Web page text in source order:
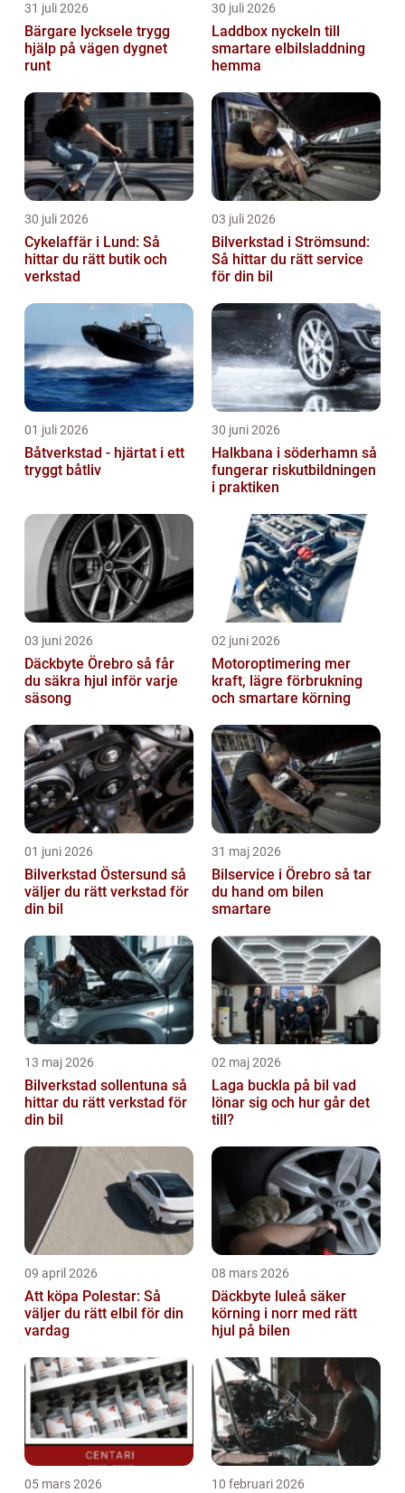
31 juli 2026
Bärgare lycksele trygg
hjälp på vägen dygnet
runt
30 juli 2026
Laddbox nyckeln till
smartare elbilsladdning
hemma
30 juli 2026
Cykelaffär i Lund: Så
hittar du rätt butik och
verkstad
03 juli 2026
Bilverkstad i Strömsund:
Så hittar du rätt service
för din bil
01 juli 2026
Båtverkstad - hjärtat i ett
tryggt båtliv
30 juni 2026
Halkbana i söderhamn så
fungerar riskutbildningen
i praktiken
03 juni 2026
Däckbyte Örebro så får
du säkra hjul inför varje
säsong
02 juni 2026
Motoroptimering mer
kraft, lägre förbrukning
och smartare körning
01 juni 2026
Bilverkstad Östersund så
väljer du rätt verkstad för
din bil
31 maj 2026
Bilservice i Örebro så tar
du hand om bilen
smartare
13 maj 2026
Bilverkstad sollentuna så
hittar du rätt verkstad för
din bil
02 maj 2026
Laga buckla på bil vad
lönar sig och hur går det
till?
09 april 2026
Att köpa Polestar: Så
väljer du rätt elbil för din
vardag
08 mars 2026
Däckbyte luleå säker
körning i norr med rätt
hjul på bilen
05 mars 2026 10 februari 2026